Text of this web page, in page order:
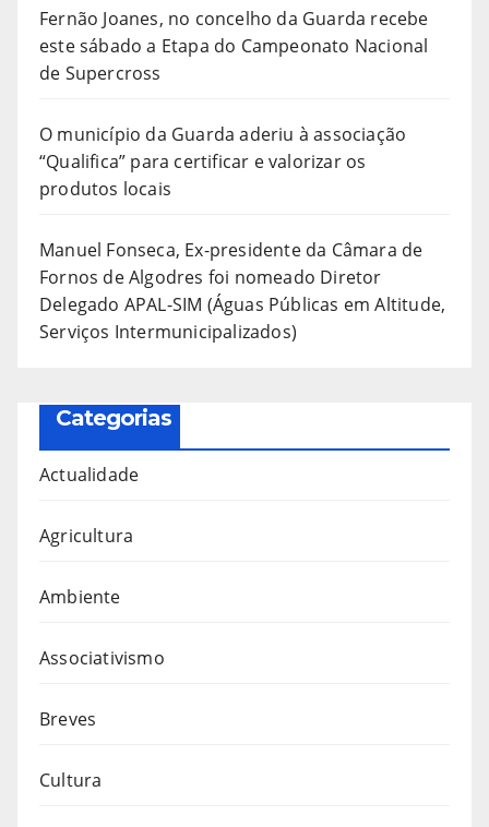
Fernão Joanes, no concelho da Guarda recebe
este sábado a Etapa do Campeonato Nacional
de Supercross
O município da Guarda aderiu à associação
“Qualifica” para certificar e valorizar os
produtos locais
Manuel Fonseca, Ex-presidente da Câmara de
Fornos de Algodres foi nomeado Diretor
Delegado APAL-SIM (Águas Públicas em Altitude,
Serviços Intermunicipalizados)
Categorias
Actualidade
Agricultura
Ambiente
Associativismo
Breves
Cultura